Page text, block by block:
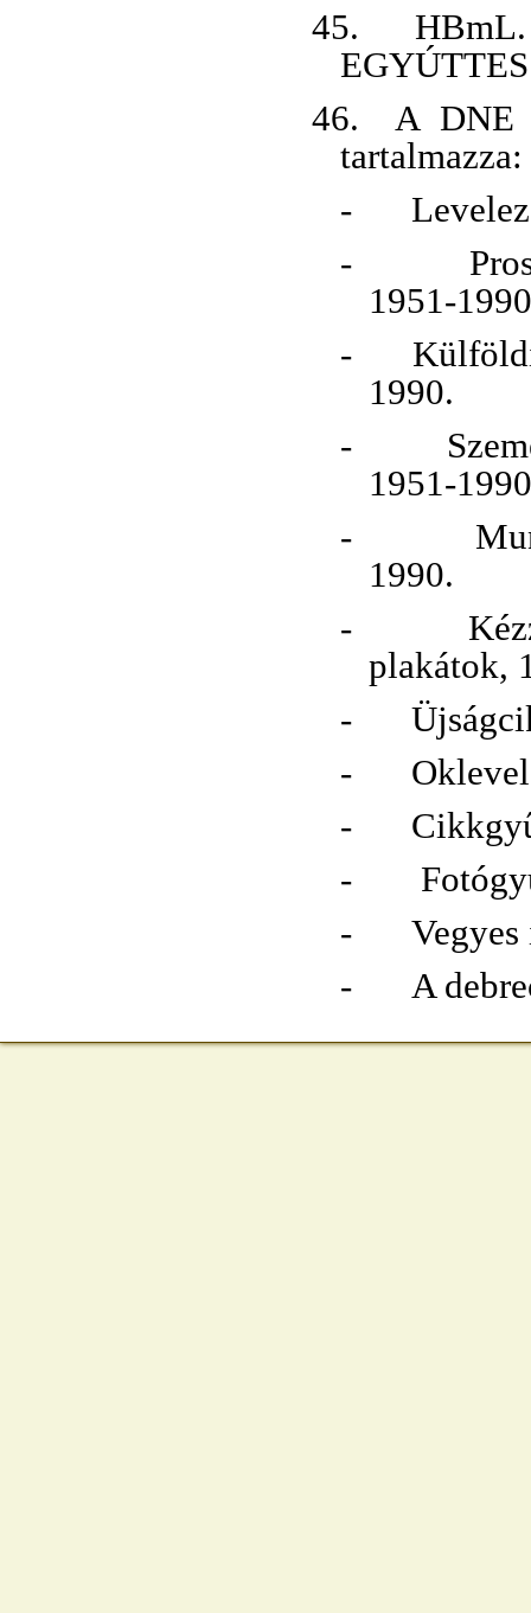
45.
46.
A DNE
tartalmazza:
-
-
1951-
-
1990.
-
1951-
-
1990.
-
plakátok,
-
-
-
-
-
-
A